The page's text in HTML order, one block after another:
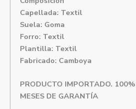
Capellada: Textil
Suela: Goma
Forro: Textil
Plantilla: Textil
Fabricado: Camboya
PRODUCTO IMPORTADO.
MESES DE GARANTÍA